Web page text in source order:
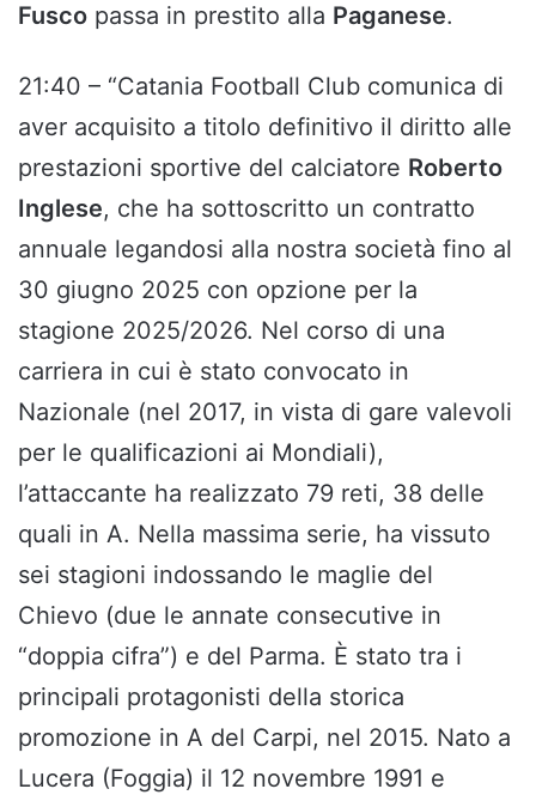
Fusco passa in prestito alla Paganese.
21:40 – “Catania Football Club comunica di
aver acquisito a titolo definitivo il diritto alle
prestazioni sportive del calciatore Roberto
Inglese, che ha sottoscritto un contratto
annuale legandosi alla nostra società fino al
30 giugno 2025 con opzione per la
stagione 2025/2026. Nel corso di una
carriera in cui è stato convocato in
Nazionale (nel 2017, in vista di gare valevoli
per le qualificazioni ai Mondiali),
l’attaccante ha realizzato 79 reti, 38 delle
quali in A. Nella massima serie, ha vissuto
sei stagioni indossando le maglie del
Chievo (due le annate consecutive in
“doppia cifra”) e del Parma. È stato tra i
principali protagonisti della storica
promozione in A del Carpi, nel 2015. Nato a
Lucera (Foggia) il 12 novembre 1991 e